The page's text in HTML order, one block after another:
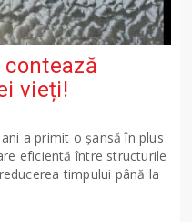
vieți!
a primit o șansă în plus
eficientă între structurile
timpului până la